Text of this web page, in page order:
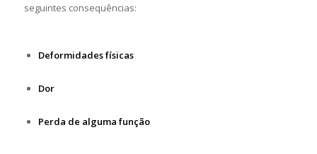
seguintes consequências:
Deformidades físicas
Dor
Perda de alguma função